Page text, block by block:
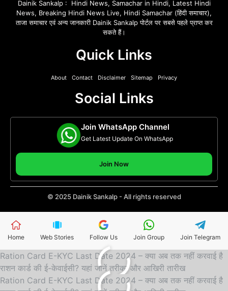
Dainik Sankalp : Hindi News, Samachar in Hindi, Latest Hindi
News, Breaking Hindi News Live, Hindi Samachar (हिंदी समाचार),
ताजा समाचार एवं अन्य जानकारी Dainik Sankalp पोर्टल पर सबसे पहले प्राप्त कर
सकते हैं।
Quick Links
About Contact Disclaimer Sitemap Privacy
Social Links
Join WhatsApp Channel
Get Latest Update On WhatsApp
Join Now
© 2025 Dainik Sankalp - All rights reserved
Home Web Stories Follow Us Join Group Join Telegram
Ration Card E-KYC Last Date 2024 – क्या अब तक नहीं करवाई है
राशन कार्ड की ई-केवाईसी? यहां जानें तरीका और आखिरी तारीख
Ration Card E-KYC Last Date 2024 – क्या अब तक नहीं करवाई है